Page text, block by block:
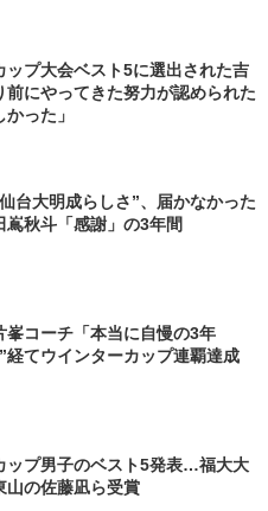
ップ大会ベスト5に選出された吉
前にやってきた努力が認められた
った」
台大明成らしさ”、届かなかった
秋斗「感謝」の3年間
峯コーチ「本当に自慢の3年
経てウインターカップ連覇達成
ップ男子のベスト5発表…福大大
山の佐藤凪ら受賞